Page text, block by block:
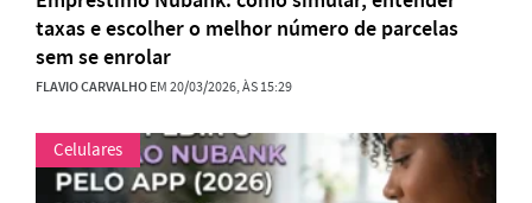
taxas e escolher o melhor número de parcelas
sem se enrolar
FLAVIO CARVALHOEM 20/03/2026, ÀS 15:29
Celulares